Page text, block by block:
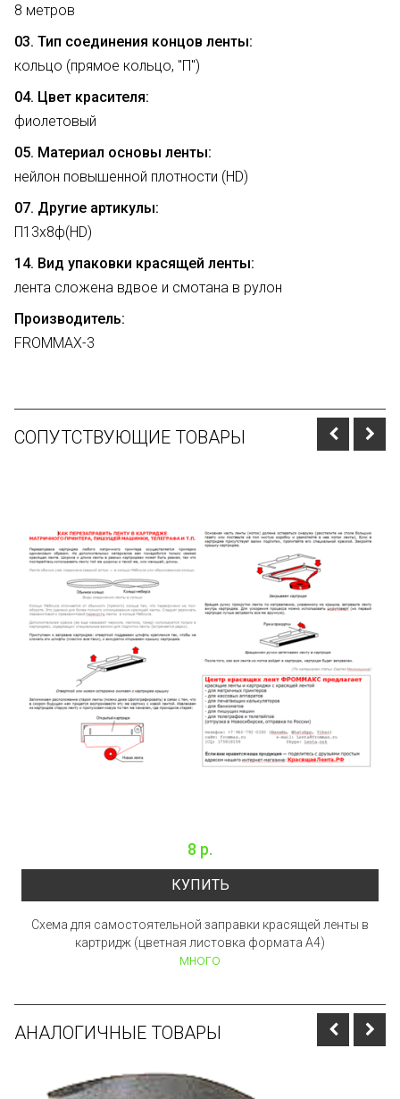
8 метров
03. Тип соединения концов ленты:
кольцо (прямое кольцо, "П")
04. Цвет красителя:
фиолетовый
05. Материал основы ленты:
нейлон повышенной плотности (HD)
07. Другие артикулы:
П13х8ф(HD)
14. Вид упаковки красящей ленты:
лента сложена вдвое и смотана в рулон
Производитель:
FROMMAX-3
СОПУТСТВУЮЩИЕ ТОВАРЫ
8 р.
КУПИТЬ
Схема для самостоятельной заправки красящей ленты в
картридж (цветная листовка формата А4)
много
АНАЛОГИЧНЫЕ ТОВАРЫ